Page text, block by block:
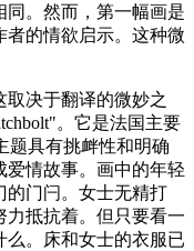
。然而，第一幅画是
的情欲启示。这种微
决于翻译的微妙之
。它是法国主要
题具有挑衅性和明确
情故事。画中的年轻
的门闩。女士无精打
抵抗着。但只要看一
么。床和女士的衣服已